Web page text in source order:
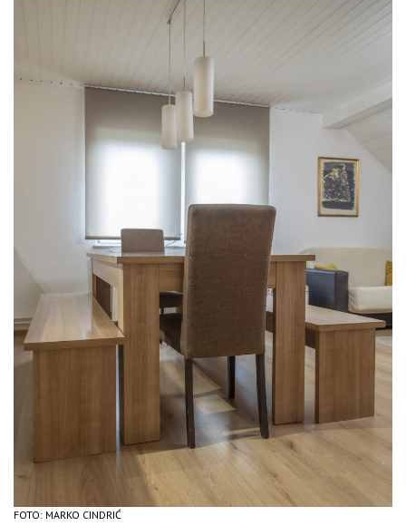
FOTO: MARKO CINDRIĆ